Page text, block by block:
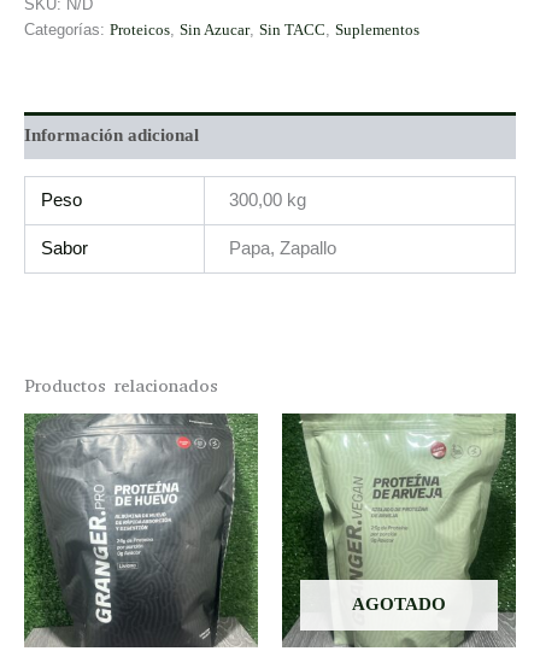
SKU: N/D
Categorías: Proteicos Sin Azucar, Sin TACC Suplementos
Información adicional
Peso 300,00 kg
Sabor Papa, Zapallo
Productos relacionados
This
product
has
multiple
variants.
The
options
may
AGOTADO
This
has
The
may